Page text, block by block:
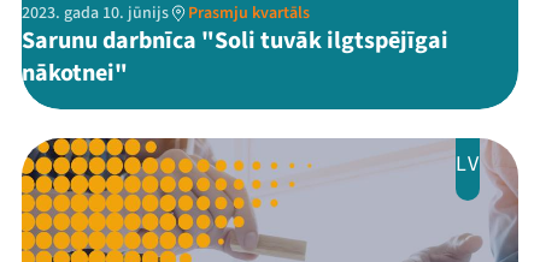
2023. gada 10. jūnijs Prasmju kvartāls
Sarunu darbnīca "Soli tuvāk ilgtspējīgai
nākotnei"
LV